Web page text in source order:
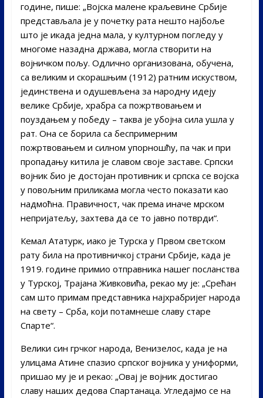
године, пише: „Војска малене краљевине Србије
представљала је у почетку рата нешто најбоље
што је икада једна мала, у културном погледу у
многоме назадна држава, могла створити на
војничком пољу. Одлично организована, обучена,
са великим и скорашњим (1912) ратним искуством,
јединствена и одушевљена за народну идеју
велике Србије, храбра са пожртвовањем и
поуздањем у победу – таква је убојна сила ушла у
рат. Она се борила са беспримерним
пожртвовањем и силном упорношћу, па чак и при
пропадању китила је славом своје заставе. Српски
војник био је достојан противник и српска се војска
у повољним приликама могла често показати као
надмоћна. Правичност, чак према иначе мрском
непријатељу, захтева да се то јавно потврди“.
Кемал Ататурк, иако је Турска у Првом светском
рату била на противничкој страни Србије, када је
1919. године примио отправника нашег посланства
у Турској, Трајана Живковића, рекао му је: „Срећан
сам што примам представника најхрабријег народа
на свету – Срба, који потамнеше славу старе
Спарте“.
Велики син грчког народа, Венизелос, када је на
улицама Атине спазио српског војника у униформи,
пришао му је и рекао: „Овај је војник достигао
славу наших дедова Спартанаца. Угледајмо се на